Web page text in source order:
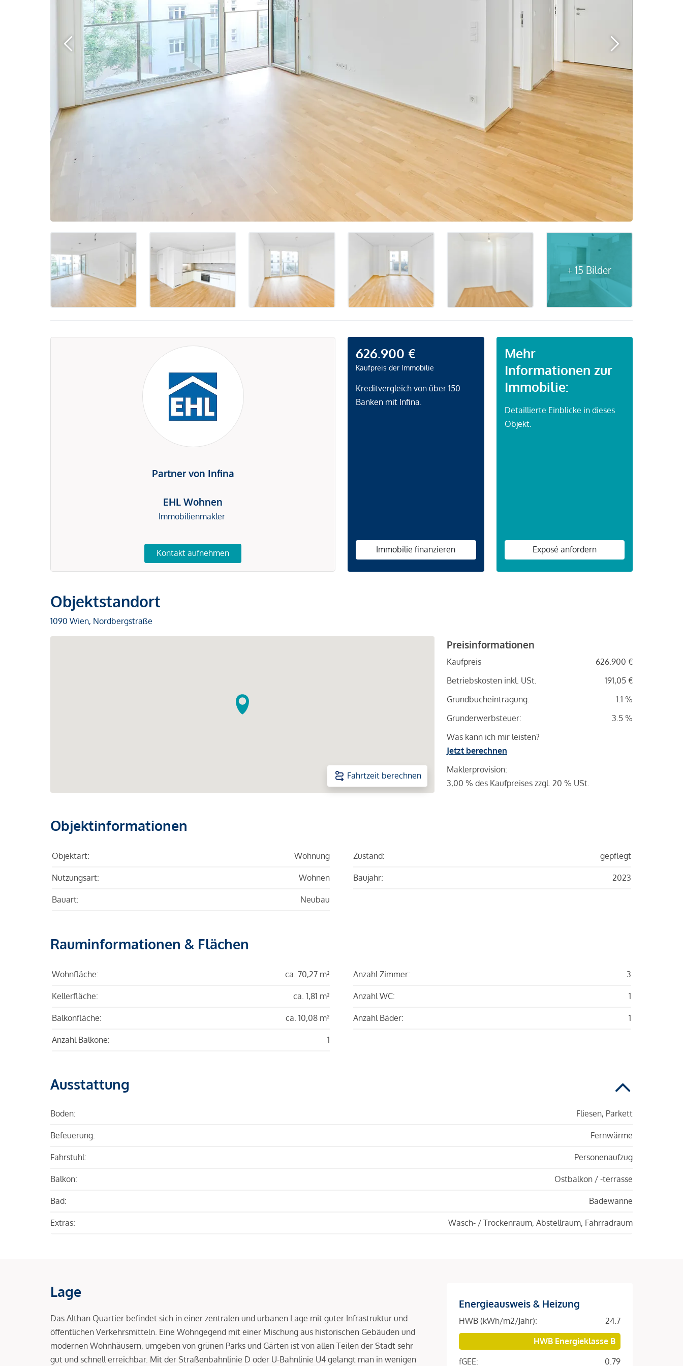
+ 15 Bilder
Partner von Infina
EHL Wohnen
Immobilienmakler
Kontakt aufnehmen
626.900 €
Kaufpreis der Immobilie
Kreditvergleich von über 150
Banken mit Infina.
Immobilie finanzieren
Mehr
Informationen zur
Immobilie:
Detaillierte Einblicke in dieses
Objekt.
Exposé anfordern
Objektstandort
1090 Wien, Nordbergstraße
Fahrtzeit berechnen
Preisinformationen
Kaufpreis
626.900 €
Betriebskosten inkl. USt.
191,05 €
Grundbucheintragung:
1.1 %
Grunderwerbsteuer:
3.5 %
Was kann ich mir leisten?
Jetzt berechnen
Maklerprovision:
3,00 % des Kaufpreises zzgl. 20 % USt.
Objektinformationen
Objektart: Wohnung
Nutzungsart: Wohnen
Bauart: Neubau
Zustand: gepflegt
Baujahr: 2023
Rauminformationen & Flächen
Wohnfläche: ca. 70,27 m²
Kellerfläche: ca. 1,81 m²
Balkonfläche: ca. 10,08 m²
Anzahl Balkone: 1
Anzahl Zimmer: 3
Anzahl WC: 1
Anzahl Bäder: 1
Ausstattung
Boden: Fliesen, Parkett
Befeuerung: Fernwärme
Fahrstuhl: Personenaufzug
Balkon: Ostbalkon / -terrasse
Bad: Badewanne
Extras: Wasch- / Trockenraum, Abstellraum, Fahrradraum
Lage
Das Althan Quartier befindet sich in einer zentralen und urbanen Lage mit guter Infrastruktur und
öffentlichen Verkehrsmitteln. Eine Wohngegend mit einer Mischung aus historischen Gebäuden und
modernen Wohnhäusern, umgeben von grünen Parks und Gärten ist von allen Teilen der Stadt sehr
gut und schnell erreichbar. Mit der Straßenbahnlinie D oder U-Bahnlinie U4 gelangt man in wenigen
Energieausweis & Heizung
HWB (kWh/m2/Jahr):
24.7
HWB Energieklasse B
fGEE:
0.79